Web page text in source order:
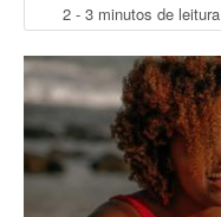
2 - 3 minutos de leitura